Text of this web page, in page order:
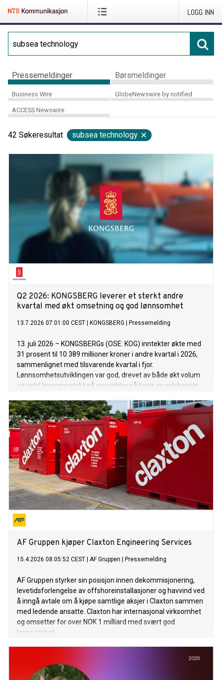
LOGG INN
Pressemeldinger Børsmeldinger
Business Wire GlobeNewswire by notified
ACCESS Newswire
42 Søkeresultat subsea technology
Q2 2026: KONGSBERG leverer et sterkt andre
kvartal med økt omsetning og god lønnsomhet
13.7.2026 07:01:00 CEST KONGSBERG Pressemelding
13. juli 2026 – KONGSBERGs (OSE: KOG) inntekter økte med
31 prosent til 10 389 millioner kroner i andre kvartal i 2026,
sammenlignet med tilsvarende kvartal i fjor.
Lønnsomhetsutviklingen var god, drevet av både økt volum
og solid leveransetakt på prosjekter på tvers av selskapets
AF Gruppen kjøper Claxton Engineering Services
15.4.2026 08:05:52 CEST AF Gruppen Pressemelding
AF Gruppen styrker sin posisjon innen dekommisjonering,
levetidsforlengelse av offshoreinstallasjoner og havvind ved
å inngå avtale om å kjøpe samtlige aksjer i Claxton sammen
med ledende ansatte. Claxton har internasjonal virksomhet
og omsetter for over NOK 1 milliard med svært god
lønnsomhet.